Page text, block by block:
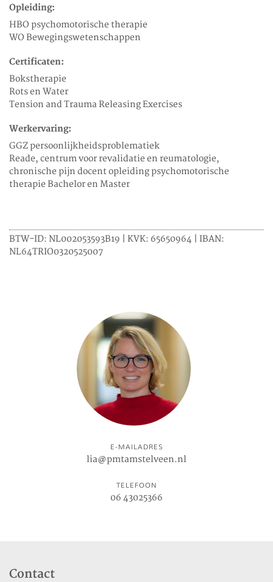
Opleiding:
HBO psychomotorische therapie
WO Bewegingswetenschappen
Certificaten:
Bokstherapie
Rots en Water
Tension and Trauma Releasing Exercises
Werkervaring:
GGZ persoonlijkheidsproblematiek
Reade, centrum voor revalidatie en reumatologie,
chronische pijn docent opleiding psychomotorische
therapie Bachelor en Master
BTW-ID: NL002053593B19 | KVK: 65650964 | IBAN:
NL64TRIO0320525007
E-MAILADRES
lia@pmtamstelveen.nl
TELEFOON
06 43025366
Contact